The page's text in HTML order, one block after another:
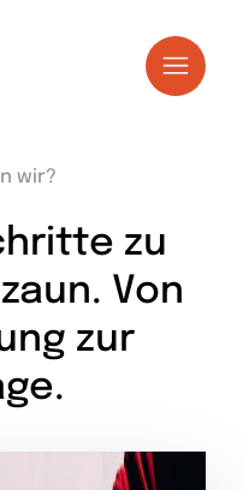
wir?
zu
Von
zur